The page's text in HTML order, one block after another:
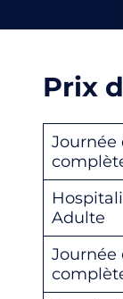
Prix
Journée
Adulte
Journée